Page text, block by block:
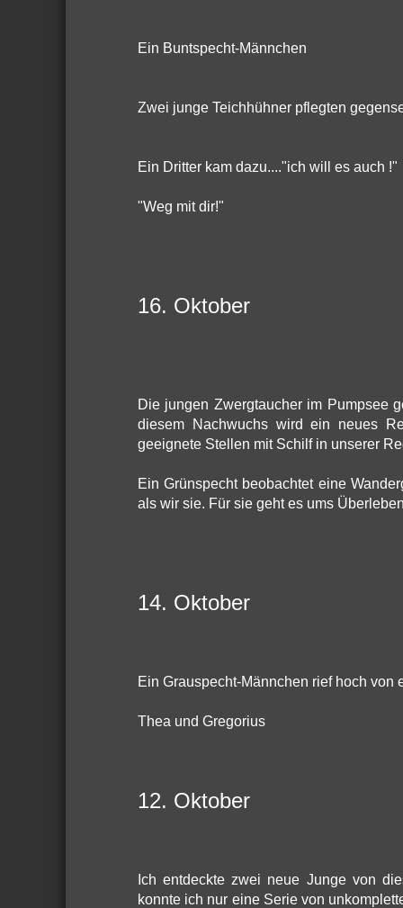
Ein Buntspecht-Männchen
Zwei junge Teichhühner pflegten
Ein Dritter kam dazu...."ich will es auch !"
"Weg mit dir!"
16. Oktober
Die jungen Zwergtaucher im Pumpsee
diesem Nachwuchs wird ein neues
geeignete Stellen mit Schilf in unserer
Ein Grünspecht beobachtet eine
als wir sie. Für sie geht es ums
14. Oktober
Ein Grauspecht-Männchen rief hoch
Thea und Gregorius
12. Oktober
Ich entdeckte zwei neue Junge von
konnte ich nur eine Serie von